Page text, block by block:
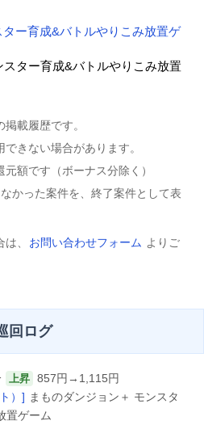
ー育成&バトルやりこみ放置ゲ
ター育成&バトルやりこみ放置
載履歴です。
きない場合があります。
額です（ボーナス分除く）
かった案件を、終了案件として表
、 お問い合わせフォーム よりご
回ログ
上昇 857円→1,115円
）] まものダンジョン＋ モンスタ
置ゲーム